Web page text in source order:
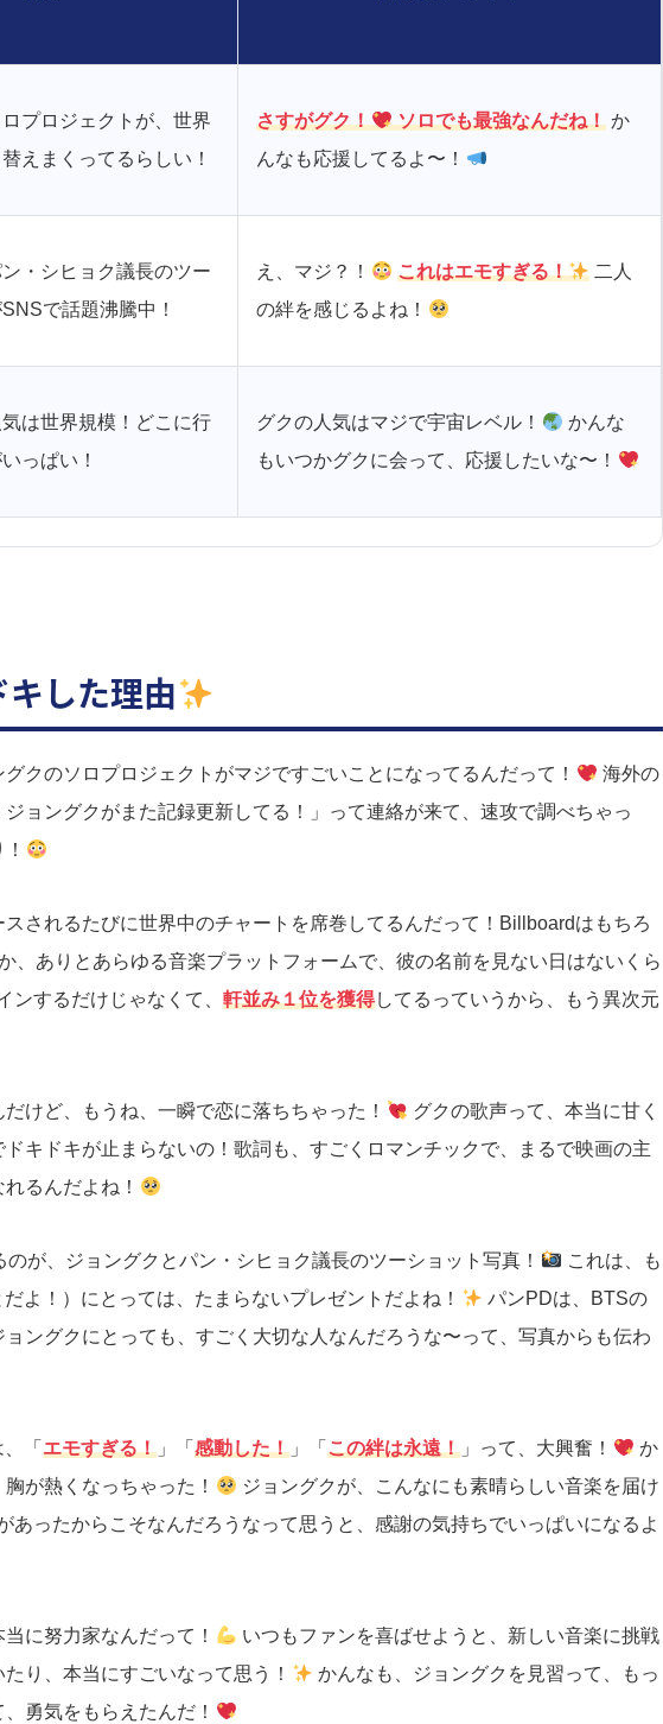
プロジェクトが、世界
えまくってるらしい！
さすがグク！ ソロでも最強なんだね！か
んなも応援してるよ〜！
・シヒョク議長のツー
で話題沸騰中！
え、マジ？！ これはエモすぎる！
二人
の絆を感じるよね！
は世界規模！どこに行
っぱい！
グクの人気はマジで宇宙レベル！
かんな
もいつかグクに会って、応援したいな〜！
した理由
クのソロプロジェクトがマジですごいことになってるんだって！
海外の
ョングクがまた記録更新してる！」って連絡が来て、速攻で調べちゃっ
されるたびに世界中のチャートを席巻してるんだって！Billboardはもちろ
、ありとあらゆる音楽プラットフォームで、彼の名前を見ない日はないくら
ンするだけじゃなくて、 軒並み１位を獲得してるっていうから、もう異次元
けど、もうね、一瞬で恋に落ちちゃった！
グクの歌声って、本当に甘く
キドキが止まらないの！歌詞も、すごくロマンチックで、まるで映画の主
るんだよね！
が、ジョングクとパン・シヒョク議長のツーショット写真！
これは、も
よ！）にとっては、たまらないプレゼントだよね！
パンPDは、BTSの
ングクにとっても、すごく大切な人なんだろうな〜って、写真からも伝わ
、「エモすぎる！ 」「感動した！ 」「この絆は永遠！ 」って、大興奮！
か
が熱くなっちゃった！
ジョングクが、こんなにも素晴らしい音楽を届け
あったからこそなんだろうなって思うと、感謝の気持ちでいっぱいになるよ
に努力家なんだって！
いつもファンを喜ばせようと、新しい音楽に挑戦
り、本当にすごいなって思う！
かんなも、ジョングクを見習って、もっ
勇気をもらえたんだ！